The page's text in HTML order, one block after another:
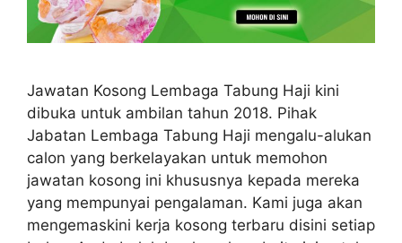
Jawatan Kosong Lembaga Tabung Haji kini
dibuka untuk ambilan tahun 2018. Pihak
Jabatan Lembaga Tabung Haji mengalu-alukan
calon yang berkelayakan untuk memohon
jawatan kosong ini khususnya kepada mereka
yang mempunyai pengalaman. Kami juga akan
mengemaskini kerja kosong terbaru disini setiap